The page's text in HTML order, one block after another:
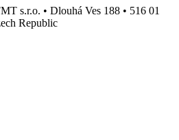
s.r.o. • Dlouhá Ves 188 • 516 01
Republic